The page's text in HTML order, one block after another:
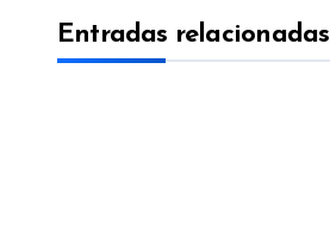
Entradas relacionadas